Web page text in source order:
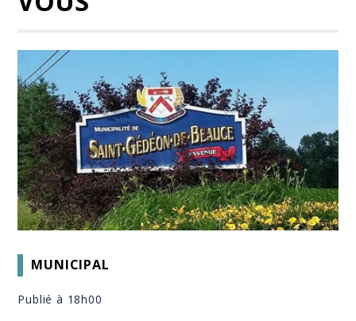
MUNICIPAL
Publié à 18h00